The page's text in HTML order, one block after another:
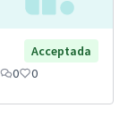
Acceptada
0 0